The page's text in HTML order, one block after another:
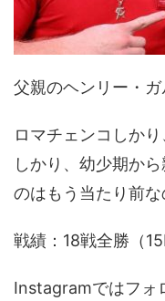
父親のヘンリー・
ロマチェンコしか
しかり、幼少期か
のはもう当たり前な
戦績：18戦全勝（
Instagramではフォ